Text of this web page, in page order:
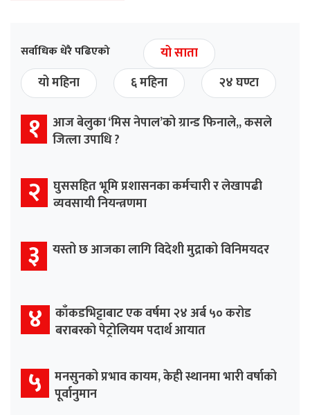
सर्वाधिक धेरै पढिएको
यो साता
यो महिना
६ महिना २४ घण्टा
१
आज बेलुका ‘मिस नेपाल’को ग्रान्ड फिनाले,, कसले
जित्ला उपाधि ?
२
घुससहित भूमि प्रशासनका कर्मचारी र लेखापढी
व्यवसायी नियन्त्रणमा
३ यस्तो छ आजका लागि विदेशी मुद्राको विनिमयदर
४
काँकडभिट्टाबाट एक वर्षमा २४ अर्ब ५० करोड
बराबरको पेट्रोलियम पदार्थ आयात
५
मनसुनको प्रभाव कायम, केही स्थानमा भारी वर्षाको
पूर्वानुमान